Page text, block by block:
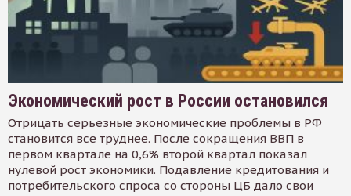
Экономический рост в России остановился
Отрицать серьезные экономические проблемы в РФ
становится все труднее. После сокращения ВВП в
первом квартале на 0,6% второй квартал показал
нулевой рост экономики. Подавление кредитования и
потребительского спроса со стороны ЦБ дало свои